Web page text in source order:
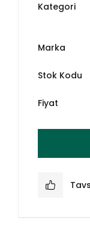
Kategori
Marka
Stok Kodu
Fiyat